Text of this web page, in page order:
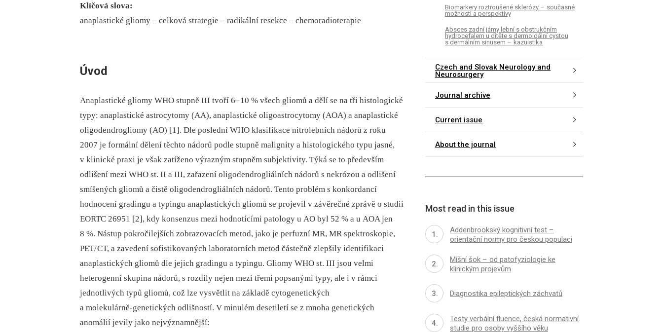
Klíčová slova:
anaplastické gliomy –⁠ celková strategie –⁠ radikální resekce –⁠ chemoradioterapie
Úvod
Anaplastické gliomy WHO stupně III tvoří 6–10 % všech gliomů a dělí se na tři histologické
typy: anaplastické astrocytomy (AA), anaplastické oligoastrocytomy (AOA) a anaplastické
oligodendrogliomy (AO) [1]. Dle poslední WHO klasifikace nitrolebních nádorů z roku
2007 je formální dělení těchto nádorů podle stupně malignity a histologického typu jasné,
v klinické praxi je však zatíženo výrazným stupněm subjektivity. Týká se to především
odlišení mezi WHO st. II a III, zařazení oligodendrogliálních nádorů s nekrózou a odlišení
smíšených gliomů a čistě oligodendrogliálních nádorů. Tento problém s konkordancí
hodnocení gradingu a typingu anaplastických gliomů se projevil v závěrečné zprávě o studii
EORTC 26951 [2], kdy konsenzus mezi hodnotícími patology u AO byl 52 % a u AOA jen
8 %. Nástup pokročilejších zobrazovacích metod, jako je perfuzní MR, MR spektroskopie,
PET/CT, a zavedení sofistikovaných laboratorních metod částečně zlepšily identifikaci
anaplastických gliomů dle jejich gradingu a typingu. Gliomy WHO st. III jsou velmi
heterogenní skupina nádorů, s rozdíly nejen mezi třemi popsanými typy, ale i v rámci
jednotlivých typů gliomů, což lze vysvětlit na základě cytogenetických
a molekulárně‑genetických odlišností. V minulém desetiletí se z mnoha genetických
anomálií jevily jako nejvýznamnější:
Biomarkery roztroušené sklerózy – současné
možnosti a perspektivy
Absces zadní jámy lební s obstrukčním
hydrocefalem u dítěte s dermoidální cystou
s dermálním sinusem – kazuistika
Czech and Slovak Neurology and
Neurosurgery
Journal archive
Current issue
About the journal
Most read in this issue
Addenbrookský kognitivní test –
orientační normy pro českou populaci
Míšní šok – od patofyziologie ke
klinickým projevům
Dia­gnostika epileptických záchvatů
Testy verbální fluence, česká normativní
studie pro osoby vyššího věku